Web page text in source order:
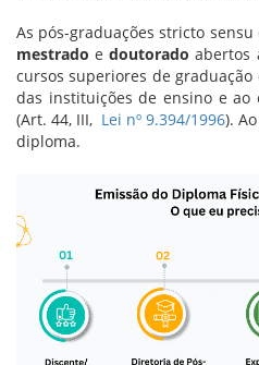
As pós-graduações stricto
mestrado edoutorado abertos
cursos superiores de
das instituições de ensino e ao
(Art. 44, III, Lei nº 9.394/1996).
diploma.